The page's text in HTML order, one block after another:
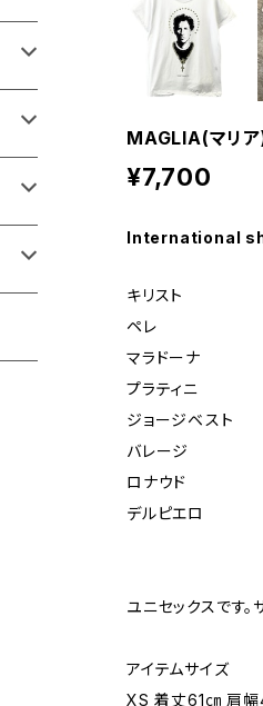
MAGLIA(マリ
¥7,700
International
キリスト
ペレ
マラドーナ
プラティニ
ジョージベスト
バレージ
ロナウド
デルピエロ
ユニセックスです。
アイテムサイズ
XS 着丈61㎝ 肩